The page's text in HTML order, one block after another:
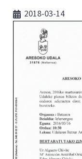
2018-03-14